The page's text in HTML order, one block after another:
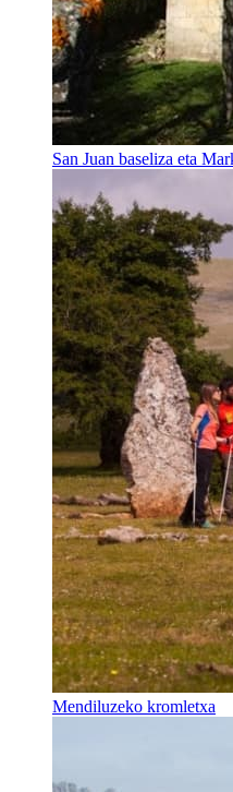
San Juan baseliza eta
Mendiluzeko kromletxa